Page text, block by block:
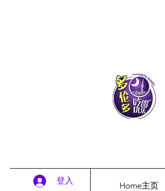
登入 Home主页